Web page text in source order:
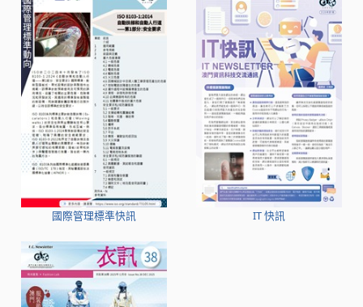
國際管理標準快訊 IT 快訊